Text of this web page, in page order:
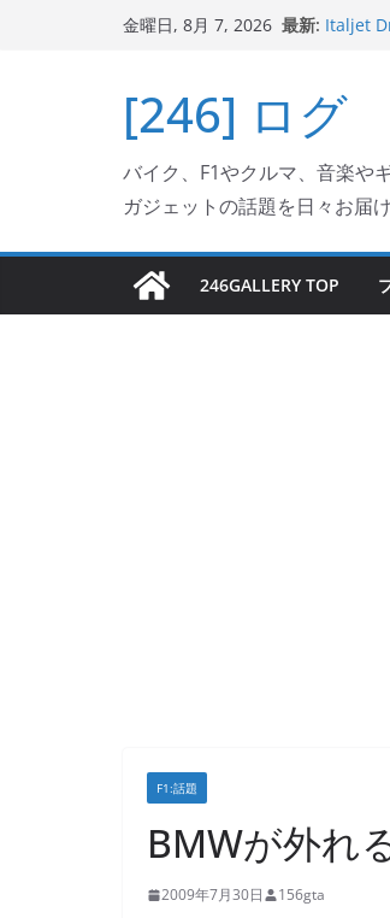
キ
プ
金曜日, 8月 7, 2026 最新: Italjet
Ken
岩手県
Italjet
リング
[246] ログ
バイク、F1やクルマ、音楽や
ガジェットの話題を日々お届
246GALLERY TOP
F1:話題
BMWが外れ
2009年7月30日 156gta